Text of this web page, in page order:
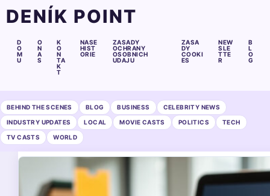
DENÍK POINT
D
O
M
U
O
N
A
S
K
O
N
TA
K
T
NASE
HIST
ORIE
ZASADY
OCHRANY
OSOBNICH
UDAJU
ZASA
DY
COOKI
ES
NEW
SLE
TTE
R
B
L
O
G
BEHIND THE SCENES BLOG BUSINESS CELEBRITY NEWS
INDUSTRY UPDATES LOCAL MOVIE CASTS POLITICS TECH
TV CASTS WORLD